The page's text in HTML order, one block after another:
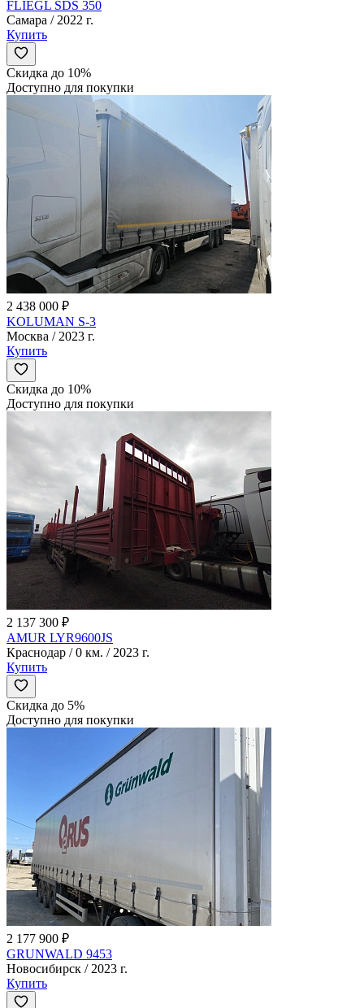
FLIEGL SDS 350
Самара / 2022 г.
Купить
Скидка до 10%
Доступно для покупки
2 438 000 ₽
KOLUMAN S-3
Москва / 2023 г.
Купить
Скидка до 10%
Доступно для покупки
2 137 300 ₽
AMUR LYR9600JS
Краснодар / 0 км. / 2023 г.
Купить
Скидка до 5%
Доступно для покупки
2 177 900 ₽
GRUNWALD 9453
Новосибирск / 2023 г.
Купить